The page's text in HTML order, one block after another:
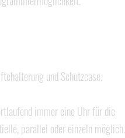
und Schutzcase.
immer eine Uhr für die
parallel oder einzeln möglich.